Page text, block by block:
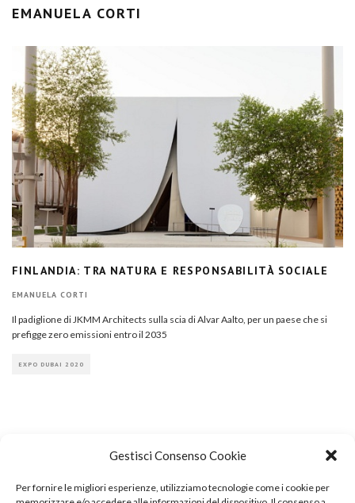
Gestisci Consenso Cookie
Per fornire le migliori esperienze, utilizziamo tecnologie come i cookie per
EMANUELA CORTI
FINLANDIA: TRA NATURA E RESPONSABILITÀ SOCIALE
EMANUELA CORTI
Il padiglione di JKMM Architects sulla scia di Alvar Aalto, per un paese che si
prefigge zero emissioni entro il 2035
EXPO DUBAI 2020
COPYRIGHT